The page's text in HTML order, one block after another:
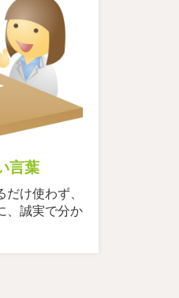
言葉
け使わず、
、誠実で分か